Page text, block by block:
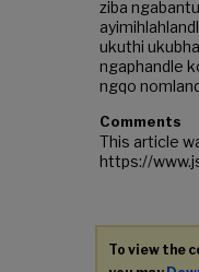
ziba
ukuthi
ngaphandle
ngqo
Comments
This article
https://
To view the